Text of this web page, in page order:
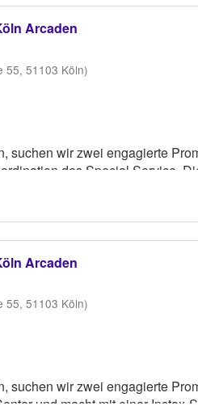
Arcaden
55, 51103 Köln)
suchen wir zwei engagierte
des Special Service.
aus Eigenbestand tragen.
Arcaden
55, 51103 Köln)
suchen wir zwei engagierte
und macht mit einer Instax-